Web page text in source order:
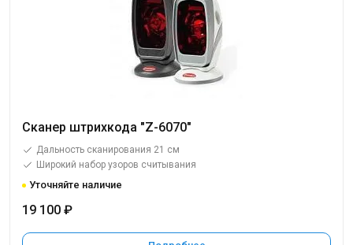
Сканер штрихкода "Z-6070"
Дальность сканирования 21 см
Широкий набор узоров считывания
Уточняйте наличие
19 100 ₽